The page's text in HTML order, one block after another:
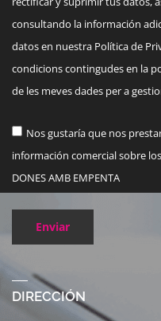
consultando la información
datos en nuestra Política de
condicions contingudes en la
de les meves dades per a
Nos gustaría que nos
información comercial sobre
DONES AMB EMPENTA
Enviar
DIRECCIÓN